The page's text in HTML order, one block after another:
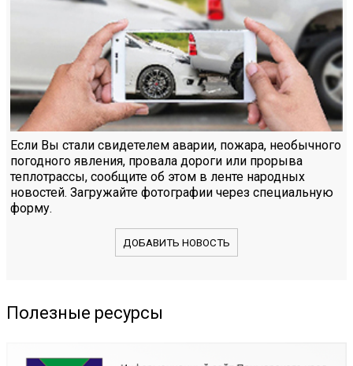
Если Вы стали свидетелем аварии, пожара, необычного
погодного явления, провала дороги или прорыва
теплотрассы, сообщите об этом в ленте народных
новостей. Загружайте фотографии через специальную
форму.
ДОБАВИТЬ НОВОСТЬ
Полезные ресурсы